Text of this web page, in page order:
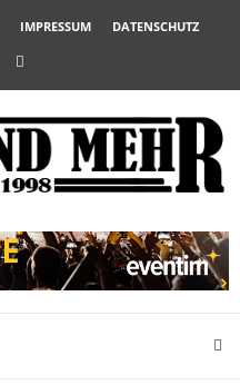
IMPRESSUM DATENSCHUTZ